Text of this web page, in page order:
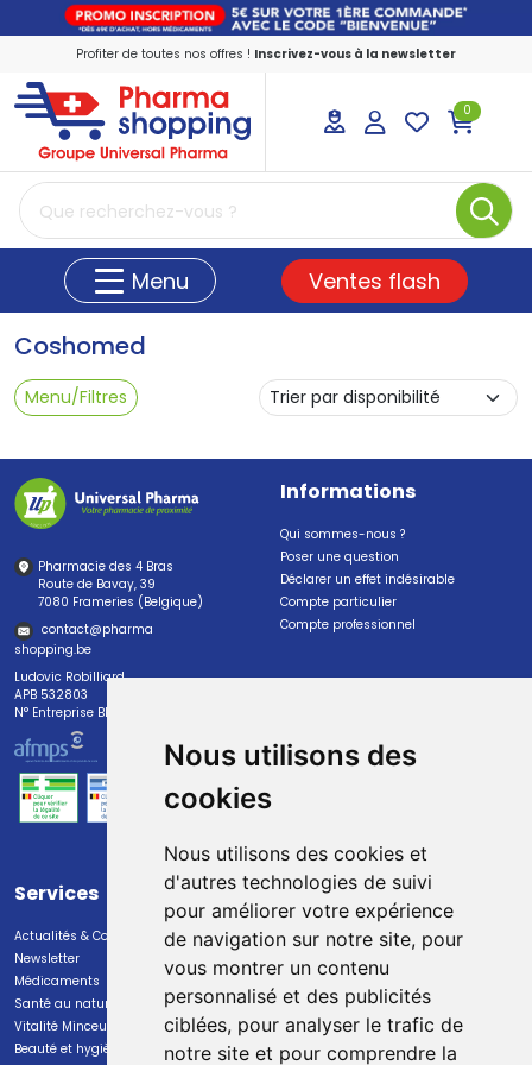
Nous utilisons des
cookies
Nous utilisons des cookies et
d'autres technologies de suivi
pour améliorer votre expérience
de navigation sur notre site, pour
vous montrer un contenu
personnalisé et des publicités
ciblées, pour analyser le trafic de
notre site et pour comprendre la
Profiter de toutes nos offres ! Inscrivez-vous à la newsletter
PharmaShopping Votre pharmacie en
0
Menu Ventes flash
Coshomed
Menu/Filtres
Pharmacie des 4 Bras
Route de Bavay, 39
7080 Frameries (Belgique)
contact@pharma
shopping.be
Ludovic Robilliard
APB 532803
N° Entreprise BE0447.382.113
Informations
Qui sommes-nous ?
Poser une question
Déclarer un effet indésirable
Compte particulier
Compte professionnel
Services
Actualités & Conseils
Newsletter
Médicaments
Santé au naturel
Vitalité Minceur Nutrition
Beauté et hygiène
Paiement
Paiement sécurisé